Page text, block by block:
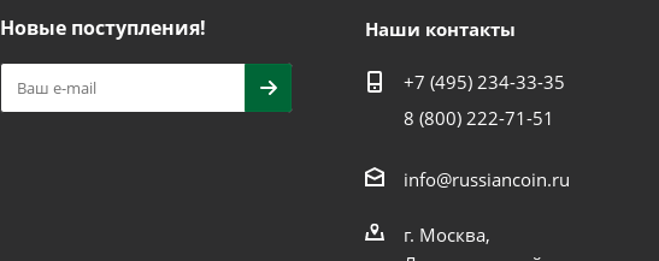
Новые поступления! Наши контакты
+7 (495) 234-33-35
8 (800) 222-71-51
info@russiancoin.ru
г. Москва,